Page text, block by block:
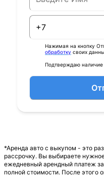
Нажимая на кнопку
обработку своих
Подтверждаю
*Аренда авто с выкупом - это
рассрочку. Вы выбираете
ежедневный арендный платеж
полной стоимости. После этого